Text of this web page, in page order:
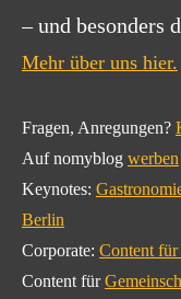
– und besonders
Mehr über uns hier.
Fragen, Anregungen?
Auf nomyblog werben
Keynotes:
Berlin
Corporate: Content
Content für